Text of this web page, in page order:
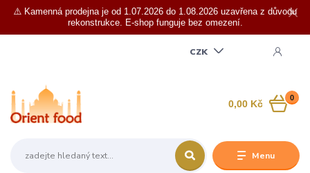
⚠️ Kamenná prodejna je od 1.07.2026 do 1.08.2026 uzavřena z důvodu
rekonstrukce. E-shop funguje bez omezení.
Menu
CZK
0
0,00 Kč